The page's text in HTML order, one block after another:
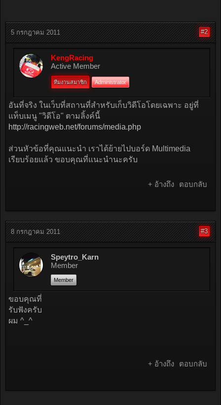
5 กรกฎาคม 2011 #2
KengRacing
Active Member
ทีมงานสมาชิก Administrator
อันที่จริง ในเว็บที่สถานที่สำหรับเก็บวิดีโอโดยเฉพาะ อยู่ที่
แท็บเมนู "วิดีโอ" ตามลิ้งค์นี้
http://racingweb.net/forums/media.php
ส่วนหัวข้อที่คุณแนะนำ เราได้ย้ายไปบอร์ด Multimedia
เรียบร้อยแล้ว ขอบคุณที่แนะนำนะครับ
+ อ้างถึง ตอบกลับ
8 กรกฎาคม 2011 #3
Speytro_Karn
Member
Member
ขอบคุณที่
รับฟังครับ
ผม ^_^
+ อ้างถึง ตอบกลับ